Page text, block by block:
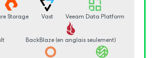
Storage Vast Veeam Data Platform
BackBlaze (en anglais seulement)